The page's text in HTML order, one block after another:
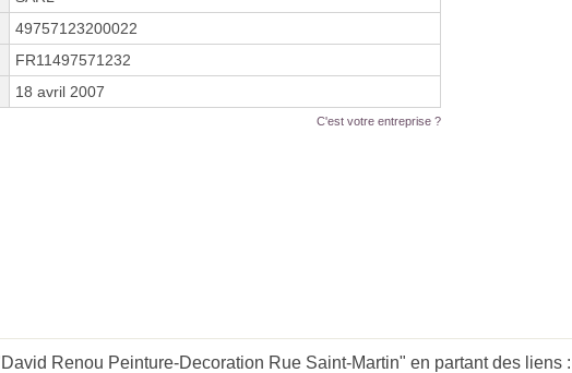
49757123200022
FR11497571232
18 avril 2007
C'est votre entreprise ?
Renou Peinture-Decoration Rue Saint-Martin" en partant des liens :